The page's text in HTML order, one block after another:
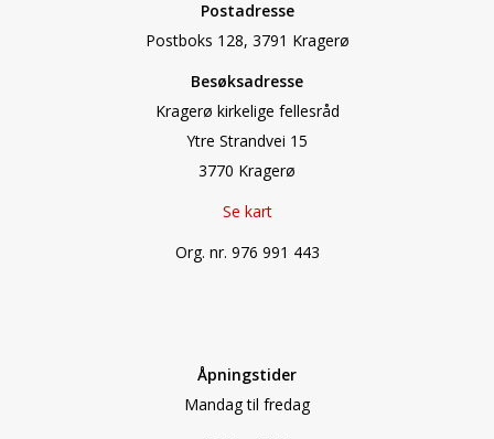
Postadresse
Postboks 128, 3791 Kragerø
Besøksadresse
Kragerø kirkelige fellesråd
Ytre Strandvei 15
3770 Kragerø
Se kart
Org. nr. 976 991 443
Åpningstider
Mandag til fredag